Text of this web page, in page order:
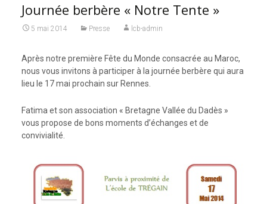
Journée berbère « Notre Tente »
5 mai 2014 Presse lcb-admin
Après notre première Fête du Monde consacrée au Maroc,
nous vous invitons à participer à la journée berbère qui aura
lieu le 17 mai prochain sur Rennes.
Fatima et son association « Bretagne Vallée du Dadès »
vous propose de bons moments d’échanges et de
convivialité.